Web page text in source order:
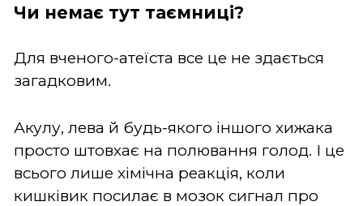
Чи немає тут таємниці?
Для вченого-атеїста все це не здається
загадковим.
Акулу, лева й будь-якого іншого хижака
просто штовхає на полювання голод. І це
всього лише хімічна реакція, коли
кишківик посилає в мозок сигнал про